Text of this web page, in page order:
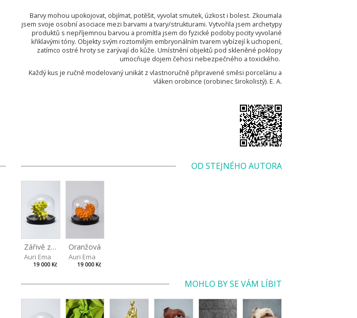
Barvy mohou upokojovat, objímat, potěšit, vyvolat smutek, úzkost i bolest. Zkoumala
jsem svoje osobní asociace mezi barvami a tvary/strukturami. Vytvořila jsem archetypy
produktů s nepříjemnou barvou a promítla jsem do fyzické podoby pocity vyvolané
křiklavými tóny. Objekty svým roztomilým embryonálním tvarem vybízejí k uchopení,
zatímco ostré hroty se zarývají do kůže. Umístnění objektů pod skleněné poklopy
umocňuje dojem čehosi nebezpečného a toxického.
Každý kus je ručně modelovaný unikát z vlastnoručně připravené směsi porcelánu a
vláken orobince (orobinec širokolistý). E. A.
OD STEJNÉHO AUTORA
Zářivě zelená II
Auri Ema
19 000 Kč
Oranžová
Auri Ema
19 000 Kč
MOHLO BY SE VÁM LÍBIT